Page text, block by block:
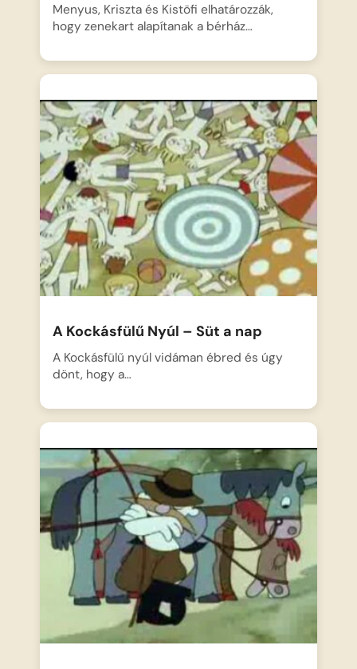
Menyus, Kriszta és Kistöfi elhatározzák,
hogy zenekart alapítanak a bérház…
A Kockásfülű Nyúl – Süt a nap
A Kockásfülű nyúl vidáman ébred és úgy
dönt, hogy a…